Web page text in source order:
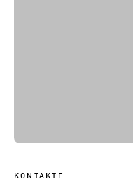
KONTAKTE